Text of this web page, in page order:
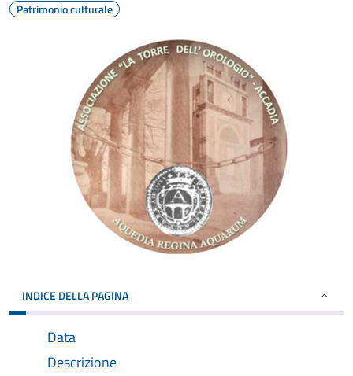
Patrimonio culturale
INDICE DELLA PAGINA
Data
Descrizione